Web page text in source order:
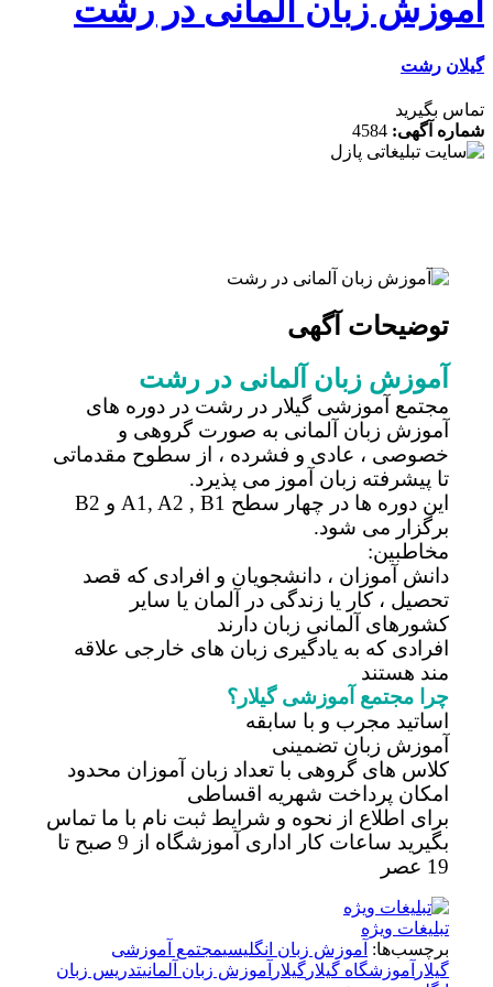
زبان آلمانی در رشت
رشت
بگیرید
آگهی:4584
توضیحات آگهی
آموزش زبان آلمانی در رشت
مجتمع آموزشی گیلار در رشت در دوره های
آموزش زبان آلمانی به صورت گروهی و
خصوصی ، عادی و فشرده ، از سطوح مقدماتی
تا پیشرفته زبان آموز می پذیرد.
این دوره ها در چهار سطح A1, A2 , B1 و B2
برگزار می شود.
مخاطبین:
دانش آموزان ، دانشجویان و افرادی که قصد
تحصیل ، کار یا زندگی در آلمان یا سایر
کشورهای آلمانی زبان دارند
افرادی که به یادگیری زبان های خارجی علاقه
مند هستند
چرا مجتمع آموزشی گیلار؟
اساتید مجرب و با سابقه
آموزش زبان تضمینی
کلاس های گروهی با تعداد زبان آموزان محدود
امکان پرداخت شهریه اقساطی
برای اطلاع از نحوه و شرایط ثبت نام با ما تماس
بگیرید ساعات کار اداری آموزشگاه از 9 صبح تا
تبلیغات ویژه
برچسب‌ها:آموزش زبان انگلیسیمجتمع آموزشی
آموزشگاه گیلار گیلار آموزش زبان آلمانی تدریس زبان